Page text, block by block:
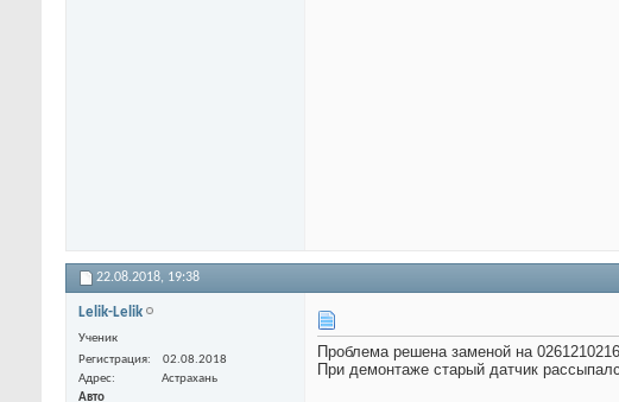
22.08.2018, 19:38
Lelik-Lelik
Ученик
Регистрация
02.08.2018
Адрес
Астрахань
Авто
Проблема решена заменой на
При демонтаже старый датчик